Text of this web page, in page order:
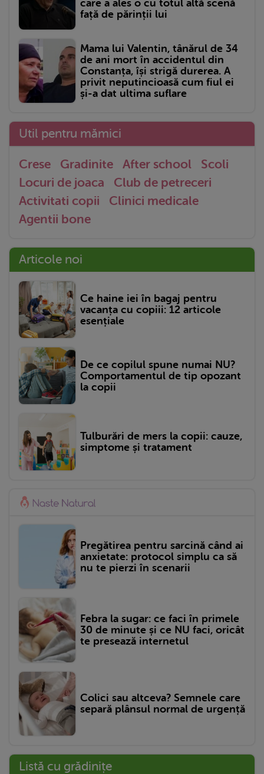
care a ales o cu totul altă scenă
față de părinții lui
Mama lui Valentin, tânărul de 34
de ani mort în accidentul din
Constanța, își strigă durerea. A
privit neputincioasă cum fiul ei
și-a dat ultima suflare
Util pentru mămici
Crese Gradinite After school
Scoli
Locuri de joaca
Club de petreceri
Activitati copii
Clinici medicale
Agentii bone
Articole noi
Ce haine iei în bagaj pentru
vacanța cu copiii: 12 articole
esențiale
De ce copilul spune numai NU?
Comportamentul de tip opozant
la copii
Tulburări de mers la copii: cauze,
simptome și tratament
Pregătirea pentru sarcină când ai
anxietate: protocol simplu ca să
nu te pierzi în scenarii
Febra la sugar: ce faci în primele
30 de minute și ce NU faci, oricât
te presează internetul
Colici sau altceva? Semnele care
separă plânsul normal de urgență
Listă cu grădinițe